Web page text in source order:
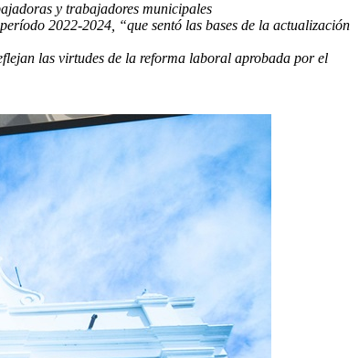
y trabajadores municipales
2022-2024, “que sentó las bases de la actualización
las virtudes de la reforma laboral aprobada por el